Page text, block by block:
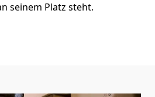
seinem Platz steht.